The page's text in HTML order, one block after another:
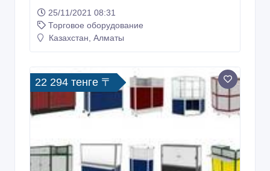
25/11/2021 08:31
Торговое оборудование
Казахстан, Алматы
22 294 тенге 〒